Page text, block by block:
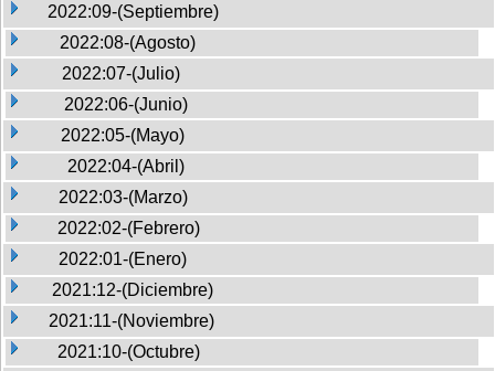
2022:09-(Septiembre)
2022:08-(Agosto)
2022:07-(Julio)
2022:06-(Junio)
2022:05-(Mayo)
2022:04-(Abril)
2022:03-(Marzo)
2022:02-(Febrero)
2022:01-(Enero)
2021:12-(Diciembre)
2021:11-(Noviembre)
2021:10-(Octubre)